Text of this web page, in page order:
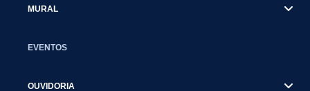
MURAL
EVENTOS
OUVIDORIA